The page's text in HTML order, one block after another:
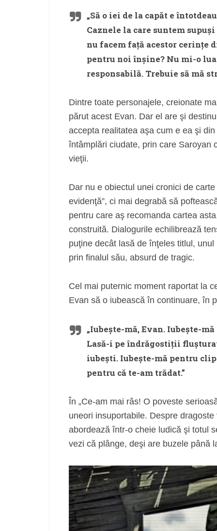
„Să o iei de la capăt e
Caznele la care suntem
nu facem faţă acestor cerinţe
pentru noi înşine? Nu mi-o
responsabilă. Trebuie să mă
Dintre toate personajele, creionate
părut acest Evan. Dar el are şi
accepta realitatea aşa cum e ea şi
întâmplări ciudate, prin care Saroyan
vieţii.
Dar nu e obiectul unei cronici de
evidenţă”, ci mai degrabă să
pentru care aş recomanda cartea
construită. Dialogurile echilibrează
puţine decât lasă de înţeles titlul,
prin finalul său, absurd de tragic.
Cel mai puternic moment raportat la
Evan să o iubească în continuare, în
„Iubeşte-mă, Evan. Iubeşte-
Lasă-i pe îndrăgostiţii
iubeşti. Iubeşte-mă pentru
pentru că te-am trădat.”
În „Ce-am mai râs! O poveste
uneori insuportabile. Despre
abordează într-o cheie ludică şi totul
vezi că plânge, deşi are buzele până